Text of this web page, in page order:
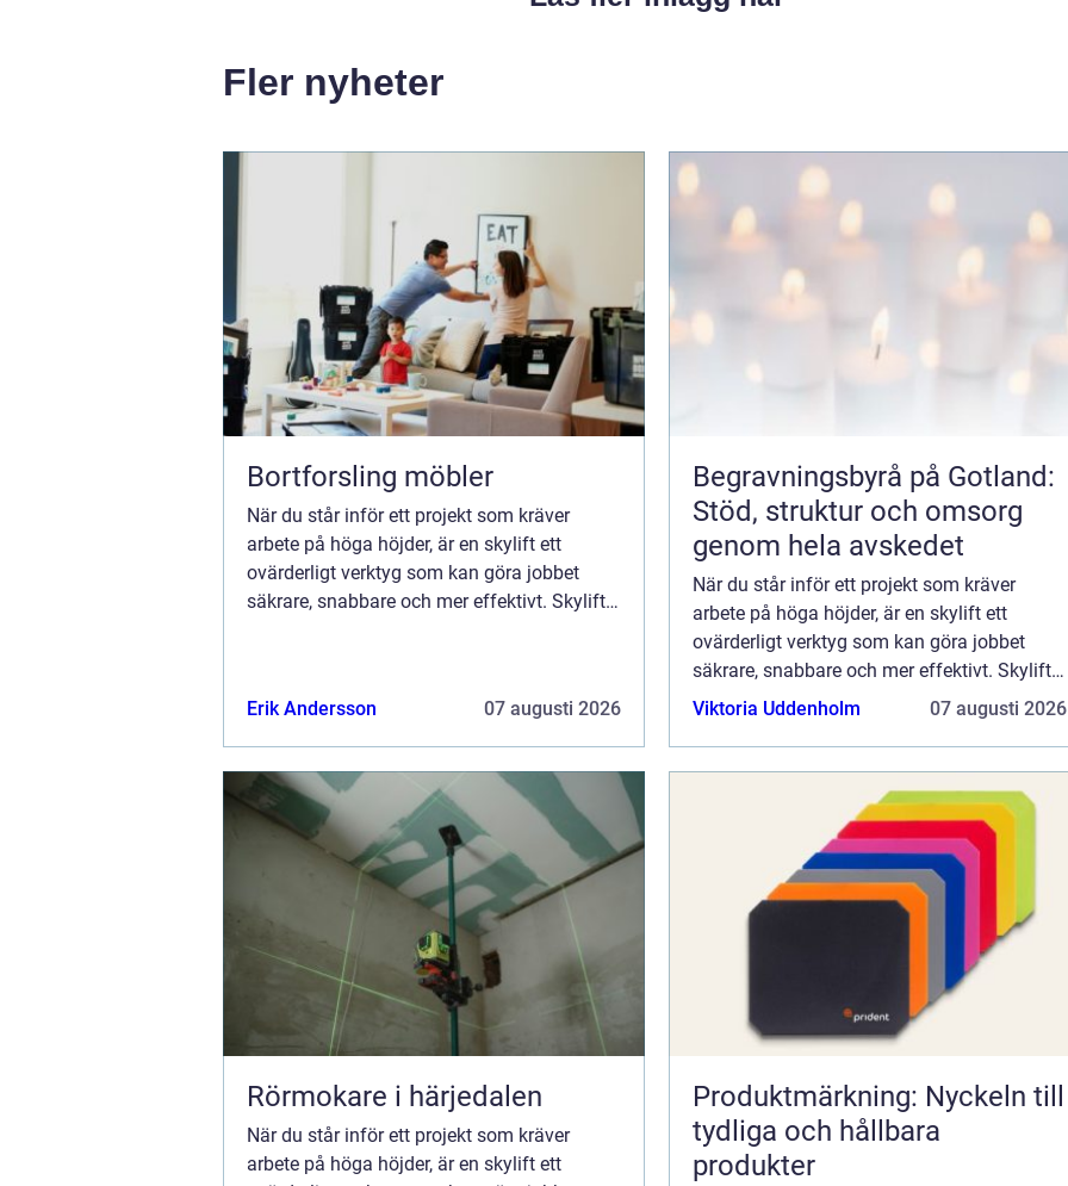
Fler nyheter
Bortforsling möbler
När du står inför ett projekt som kräver
arbete på höga höjder, är en skylift ett
ovärderligt verktyg som kan göra jobbet
säkrare, snabbare och mer effektivt. Skylifts,
Erik Andersson 07 augusti 2026
Begravningsbyrå på Gotland:
Stöd, struktur och omsorg
genom hela avskedet
När du står inför ett projekt som kräver
arbete på höga höjder, är en skylift ett
ovärderligt verktyg som kan göra jobbet
säkrare, snabbare och mer effektivt. Skylifts,
även kända som...
Viktoria Uddenholm 07 augusti 2026
Rörmokare i härjedalen
När du står inför ett projekt som kräver
arbete på höga höjder, är en skylift ett
Produktmärkning: Nyckeln till
tydliga och hållbara
produkter